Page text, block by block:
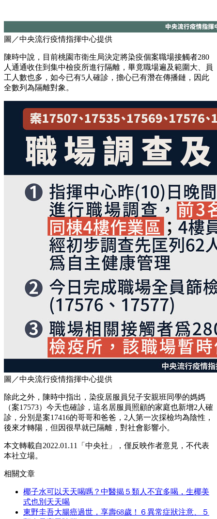
圖／中央流行疫情指揮中心提供
陳時中說，目前桃園市衛生局決定將染疫個案職場接觸者280
人通通收住到集中檢疫所進行隔離，畢竟職場遍及範圍大、員
工人數也多，如今已有5人確診，擔心已有潛在傳播鏈，因此
全數列為隔離對象。
圖／中央流行疫情指揮中心提供
除此之外，陳時中指出，染疫居服員兒子安親班同學的媽媽
（案17573）今天也確診，這名居服員照顧的家庭也新增2人確
診，分別是案17416的哥哥和爸爸，2人第一次採檢均為陰性，
後來才轉陽，但因很早就已隔離，對社會影響小。
本文轉載自2022.01.11「中央社」，僅反映作者意見，不代表
本社立場。
相關文章
椰子水可以天天喝嗎？中醫揭５類人不宜多喝，生椰美
式也別天天喝
東野圭吾大腸癌過世，享壽68歲！６異常症狀注意、５